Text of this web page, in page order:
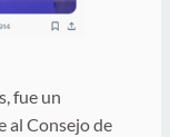
fue un
al Consejo de